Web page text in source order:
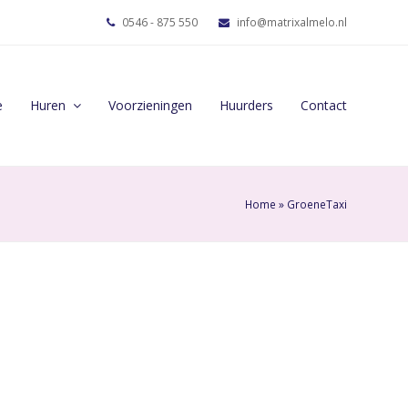
0546 - 875 550 info@matrixalmelo.nl
Huren Voorzieningen Huurders Contact
Home » GroeneTaxi